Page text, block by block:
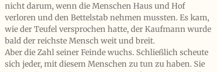
nicht darum, wenn die Menschen Haus und Hof
verloren und den Bettelstab nehmen mussten. Es kam,
wie der Teufel versprochen hatte, der Kaufmann wurde
bald der reichste Mensch weit und breit.
Aber die Zahl seiner Feinde wuchs. Schließlich scheute
sich jeder, mit diesem Menschen zu tun zu haben. Sie